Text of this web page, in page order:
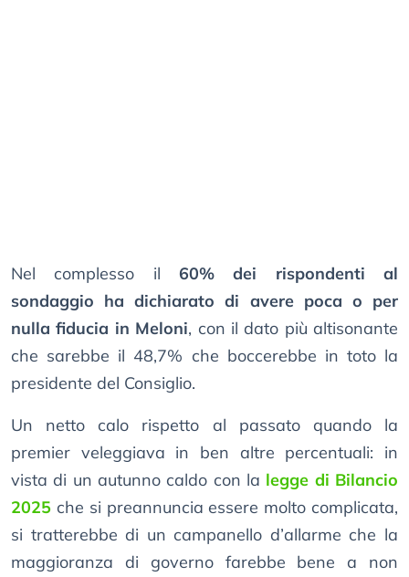
Nel complesso il 60% dei rispondenti al
sondaggio ha dichiarato di avere poca o per
nulla fiducia in Meloni, con il dato più altisonante
che sarebbe il 48,7% che boccerebbe in toto la
presidente del Consiglio.
Un netto calo rispetto al passato quando la
premier veleggiava in ben altre percentuali: in
vista di un autunno caldo con la legge di Bilancio
2025 che si preannuncia essere molto complicata,
si tratterebbe di un campanello d’allarme che la
maggioranza di governo farebbe bene a non